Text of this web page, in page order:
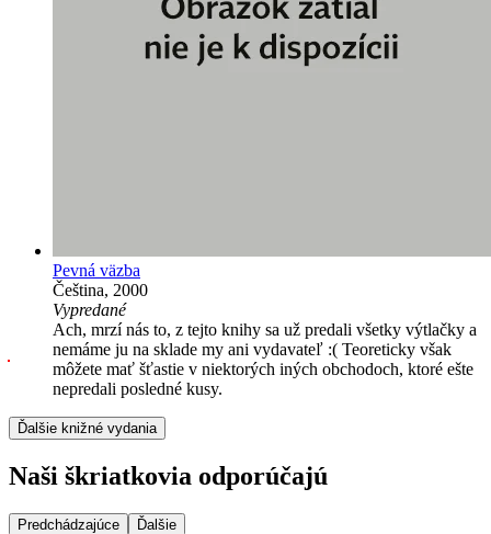
Pevná väzba
Čeština, 2000
Vypredané
Ach, mrzí nás to, z tejto knihy sa už predali všetky výtlačky a
nemáme ju na sklade my ani vydavateľ :( Teoreticky však
môžete mať šťastie v niektorých iných obchodoch, ktoré ešte
nepredali posledné kusy.
Ďalšie knižné vydania
Naši škriatkovia odporúčajú
Predchádzajúce Ďalšie